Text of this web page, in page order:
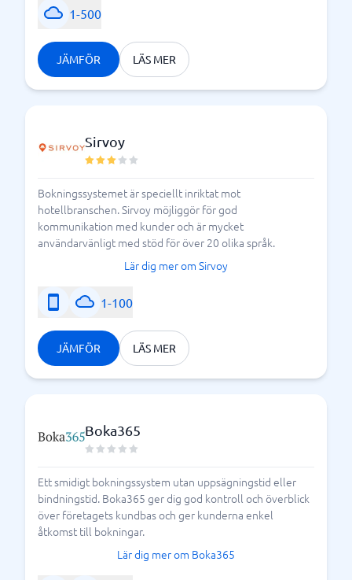
1-500
JÄMFÖR LÄS MER
Sirvoy
Bokningssystemet är speciellt inriktat mot
hotellbranschen. Sirvoy möjliggör för god
kommunikation med kunder och är mycket
användarvänligt med stöd för över 20 olika språk.
Lär dig mer om Sirvoy
1-100
JÄMFÖR LÄS MER
Boka365
Ett smidigt bokningssystem utan uppsägningstid eller
bindningstid. Boka365 ger dig god kontroll och överblick
över företagets kundbas och ger kunderna enkel
åtkomst till bokningar.
Lär dig mer om Boka365